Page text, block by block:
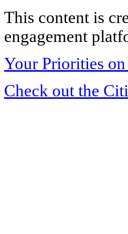
This content is
engagement
Your Priorities
Check out the